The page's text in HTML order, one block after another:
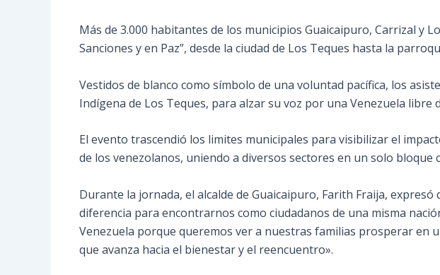
Más de 3.000 habitantes de los municipios Guaicaipuro, Carrizal y
Sanciones y en Paz”, desde la ciudad de Los Teques hasta la
Vestidos de blanco como símbolo de una voluntad pacífica, los
Indígena de Los Teques, para alzar su voz por una Venezuela libre
El evento trascendió los limites municipales para visibilizar el
de los venezolanos, uniendo a diversos sectores en un solo bloque
Durante la jornada, el alcalde de Guaicaipuro, Farith Fraija,
diferencia para encontrarnos como ciudadanos de una misma
Venezuela porque queremos ver a nuestras familias prosperar en
que avanza hacia el bienestar y el reencuentro».